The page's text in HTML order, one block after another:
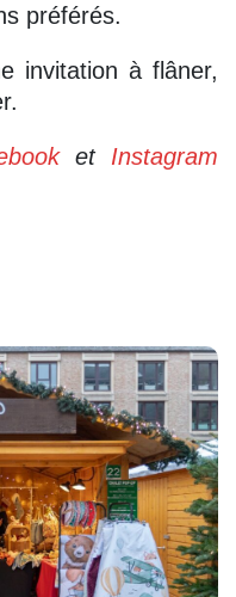
préférés.
invitation à flâner,
et Instagram